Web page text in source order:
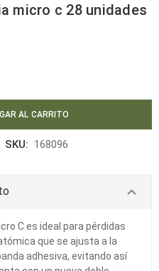
micro c 28 unidades
SKU: 168096
C es ideal para pérdidas
que se ajusta a la
adhesiva, evitando así